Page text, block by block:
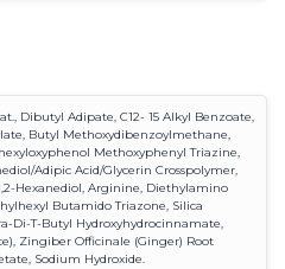
Dibutyl Adipate, C12- 15 Alkyl Benzoate,
Butyl Methoxydibenzoylmethane,
Methoxyphenyl Triazine,
Adipic Acid/Glycerin Crosspolymer,
Hexanediol, Arginine, Diethylamino
Butamido Triazone, Silica
Di-T-Butyl Hydroxyhydrocinnamate,
Zingiber Officinale (Ginger) Root
Sodium Hydroxide.